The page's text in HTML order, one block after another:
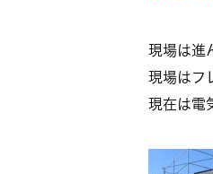
現場は進
現場はフ
現在は電